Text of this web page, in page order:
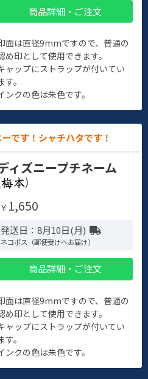
商品詳細・ご注文
面は直径9mmですので、普通の
め印として使用できます。
ャップにストラップが付いてい
す。
ンクの色は朱色です。
です！シャチハタです！
ィズニープチネーム
)
￥ 1,650
発送日：8月10日(月)
ネコポス（郵便受けへお届け）
商品詳細・ご注文
面は直径9mmですので、普通の
め印として使用できます。
ャップにストラップが付いてい
す。
ンクの色は朱色です。